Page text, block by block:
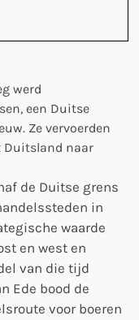
werd
een Duitse
Ze vervoerden
Duitsland naar
de Duitse grens
in
waarde
en west en
van die tijd
Ede bood de
voor boeren